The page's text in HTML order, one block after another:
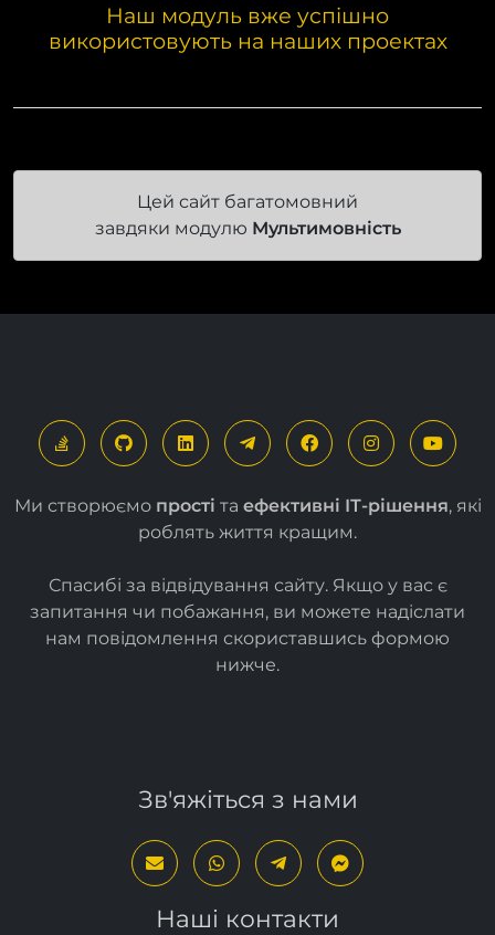
Цей сайт багатомовний
завдяки модулю
Мультимовність
Ми створюємо прості таефективні ІТ-рішення
роблять життя кращим.
Спасибі за відвідування сайту. Якщо у вас є
запитання чи побажання, ви можете надіслати
нам повідомлення скориставшись формою
нижче
Наші контакти
info@proger.com.ua